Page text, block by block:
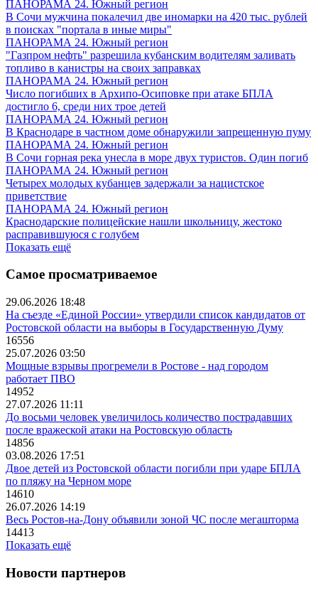
ПАНОРАМА 24. Южный регион
В Сочи мужчина покалечил две иномарки на 420 тыс. рублей
в поисках "портала в иные миры"
ПАНОРАМА 24. Южный регион
"Газпром нефть" разрешила кубанским водителям заливать
топливо в канистры на своих заправках
ПАНОРАМА 24. Южный регион
Число погибших в Архипо-Осиповке при атаке БПЛА
достигло 6, среди них трое детей
ПАНОРАМА 24. Южный регион
В Краснодаре в частном доме обнаружили запрещенную пуму
ПАНОРАМА 24. Южный регион
В Сочи горная река унесла в море двух туристов. Один погиб
ПАНОРАМА 24. Южный регион
Четырех молодых кубанцев задержали за нацистское
приветствие
ПАНОРАМА 24. Южный регион
Краснодарские полицейские нашли школьницу, жестоко
расправившуюся с голубем
Показать ещё
Самое просматриваемое
29.06.2026 18:48
На съезде «Единой России» утвердили список кандидатов от
Ростовской области на выборы в Государственную Думу
16556
25.07.2026 03:50
Мощные взрывы прогремели в Ростове - над городом
работает ПВО
14952
27.07.2026 11:11
До восьми человек увеличилось количество пострадавших
после вражеской атаки на Ростовскую область
14856
03.08.2026 17:51
Двое детей из Ростовской области погибли при ударе БПЛА
по пляжу на Черном море
14610
26.07.2026 14:19
Весь Ростов-на-Дону объявили зоной ЧС после мегашторма
14413
Показать ещё
Новости партнеров